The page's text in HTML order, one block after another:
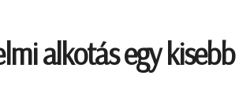
alkotás egy kisebb